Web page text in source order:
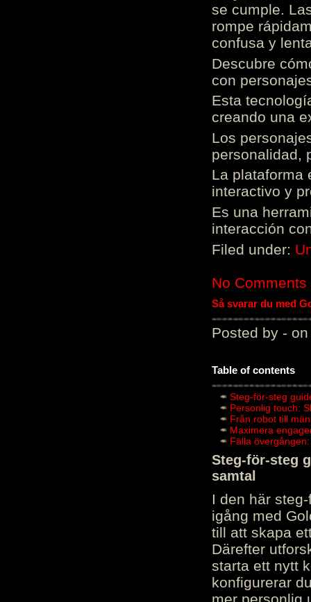
se cumple.
rompe
confusa y
Descubre
con
Esta
creando una
Los
personalidad,
La plataforma
interactivo y
Es una
interacción
Filed under:
No Comments
Så svarar du med
Posted by - on
Table of contents
Steg-för-steg
Personlig touch:
Från robot till
Maximera
Fälla
Steg-för-steg
samtal
I den här
igång med
till att skapa
Därefter
starta ett nytt
konfigurerar
mer personlig